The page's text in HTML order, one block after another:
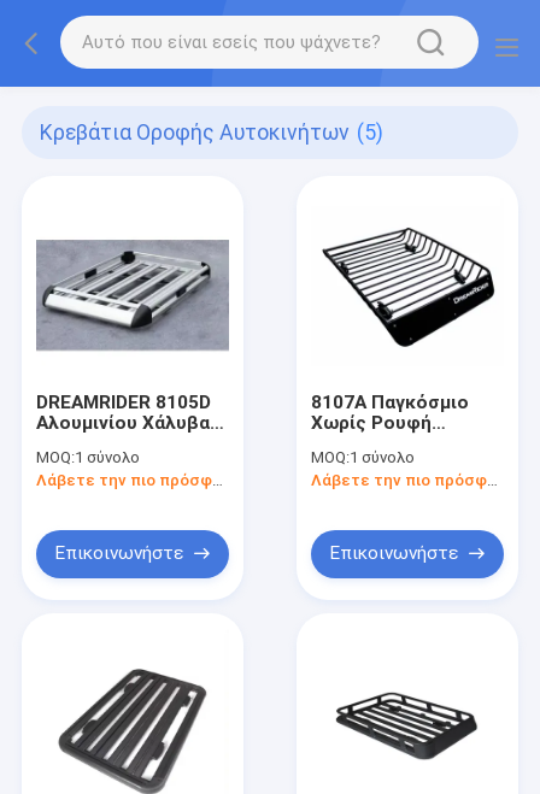
Κρεβάτια Οροφής Αυτοκινήτων (5)
DREAMRIDER 8105D
Αλουμινίου Χάλυβα
Ανθεκτικός φορητής
αποσκευών για
4x4 Παγκόσμια
ανυψωμένα
σιδηρόδρομοι
MOQ:1 σύνολο
Λάβετε την πιο πρόσφατη τιμή
Επικοινωνήστε
8107Α Παγκόσμιο
Χωρίς Ρουφή
Οροφής
Αυτοκινήτου Υψηλή
με εγγύηση 3-5 ετών
για φορτηγό
αποσκευών
MOQ:1 σύνολο
Λάβετε την πιο πρόσφατη τιμή
Επικοινωνήστε